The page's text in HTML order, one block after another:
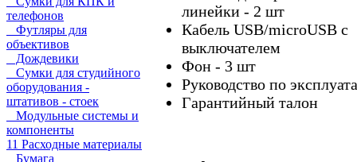
телефонов
Футляры для
объективов
Дождевики
Сумки для студийного
оборудования -
штативов - стоек
Модульные системы и
компоненты
11 Расходные материалы
Бумага
линейки - 2 шт
Кабель USB/microUSB с
выключателем
Фон - 3 шт
Руководство по
Гарантийный талон